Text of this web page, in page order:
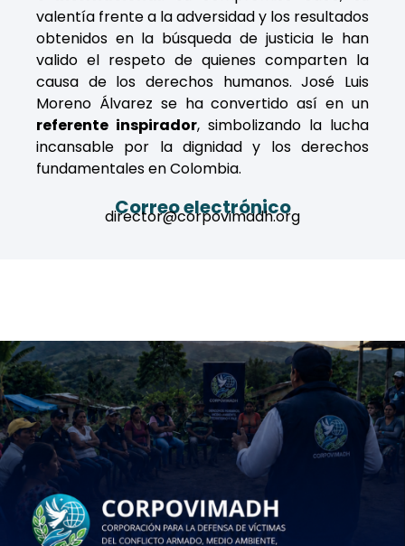
valentía frente a la adversidad y los resultados
obtenidos en la búsqueda de justicia le han
valido el respeto de quienes comparten la
causa de los derechos humanos. José Luis
Moreno Álvarez se ha convertido así en un
referente inspirador, simbolizando la lucha
incansable por la dignidad y los derechos
fundamentales en Colombia.
Correo electrónico
director@corpovimadh.org